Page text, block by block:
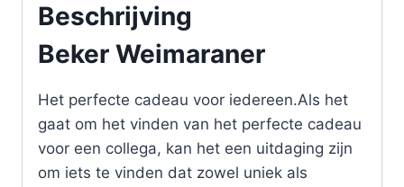
Beschrijving
Beker Weimaraner
Het perfecte cadeau voor iedereen.Als het
gaat om het vinden van het perfecte cadeau
voor een collega, kan het een uitdaging zijn
om iets te vinden dat zowel uniek als